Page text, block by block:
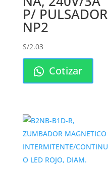
P/ PULSADOR
NP2
S/2.03
Cotizar